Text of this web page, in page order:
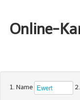
Online-
1. Name